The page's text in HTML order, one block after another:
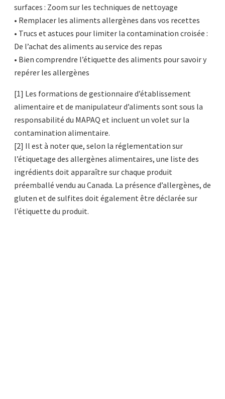
surfaces : Zoom sur les techniques de nettoyage
• Remplacer les aliments allergènes dans vos recettes
• Trucs et astuces pour limiter la contamination croisée :
De l’achat des aliments au service des repas
• Bien comprendre l’étiquette des aliments pour savoir y
repérer les allergènes
[1] Les formations de gestionnaire d’établissement
alimentaire et de manipulateur d’aliments sont sous la
responsabilité du MAPAQ et incluent un volet sur la
contamination alimentaire.
[2] Il est à noter que, selon la réglementation sur
l’étiquetage des allergènes alimentaires, une liste des
ingrédients doit apparaître sur chaque produit
préemballé vendu au Canada. La présence d’allergènes, de
gluten et de sulfites doit également être déclarée sur
l’étiquette du produit.